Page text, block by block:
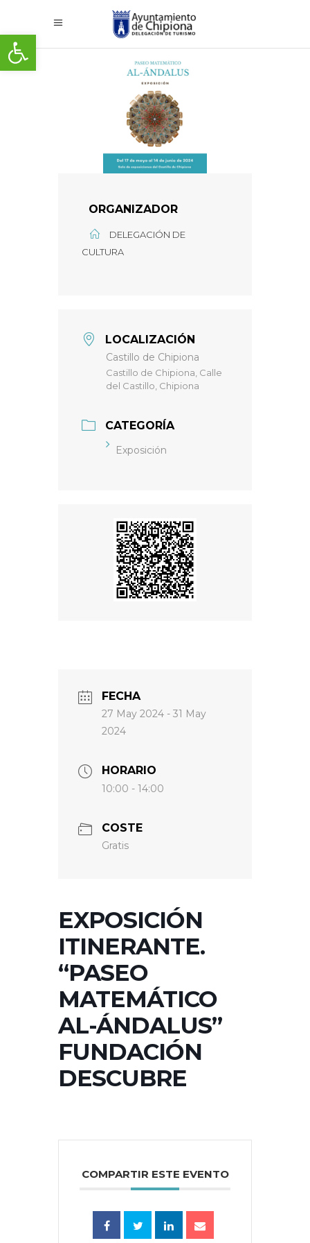
Abrir barra de herramientas
ORGANIZADOR
DELEGACIÓN DE
CULTURA
LOCALIZACIÓN
Castillo de Chipiona
Castillo de Chipiona, Calle
del Castillo, Chipiona
CATEGORÍA
Exposición
FECHA
27 May 2024 - 31 May
2024
HORARIO
10:00 - 14:00
COSTE
Gratis
EXPOSICIÓN
ITINERANTE.
“PASEO
MATEMÁTICO
AL-ÁNDALUS”
FUNDACIÓN
DESCUBRE
COMPARTIR ESTE EVENTO